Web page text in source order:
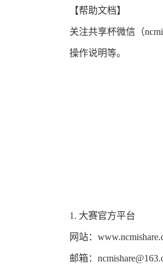
【帮助文档】
关注共享杯微信（
操作说明等。
1. 大赛官方平台
网站：
邮箱：